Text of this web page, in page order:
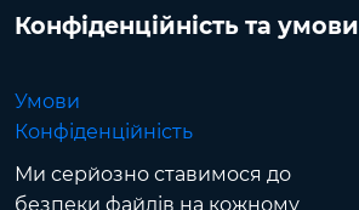
Конфіденційність та умови
Умови
Конфіденційність
Ми серйозно ставимося до
безпеки файлів на кожному